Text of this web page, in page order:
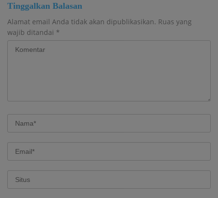
Tinggalkan Balasan
Alamat email Anda tidak akan dipublikasikan. Ruas yang
wajib ditandai *